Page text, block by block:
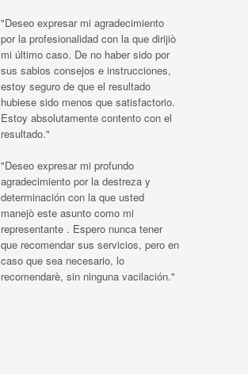
"Deseo expresar mi agradecimiento
por la profesionalidad con la que dirijiò
mi último caso. De no haber sido por
sus sabios consejos e instrucciones,
estoy seguro de que el resultado
hubiese sido menos que satisfactorio.
Estoy absolutamente contento con el
resultado."
"Deseo expresar mi profundo
agradecimiento por la destreza y
determinación con la que usted
manejò este asunto como mi
representante . Espero nunca tener
que recomendar sus servicios, pero en
caso que sea necesario, lo
recomendarè, sin ninguna vacilación."